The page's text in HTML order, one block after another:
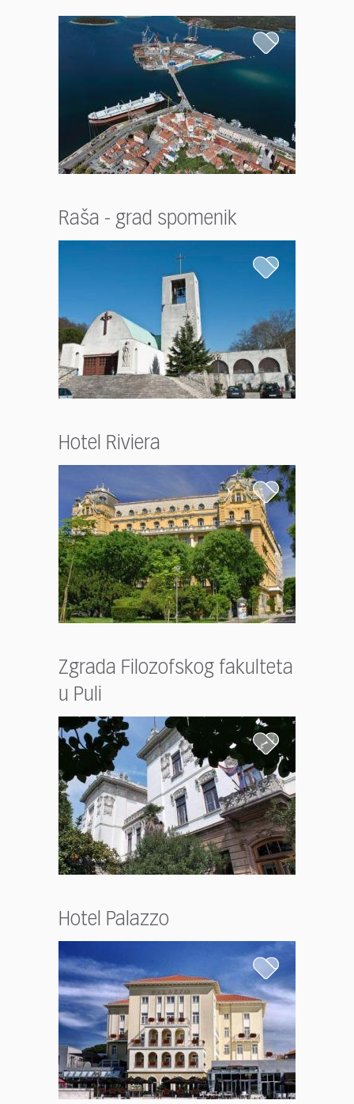
Raša - grad spomenik
Hotel Riviera
Zgrada Filozofskog fakulteta
u Puli
Hotel Palazzo